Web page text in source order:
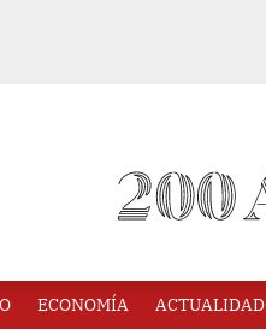
ECONOMÍA ACTUALIDAD